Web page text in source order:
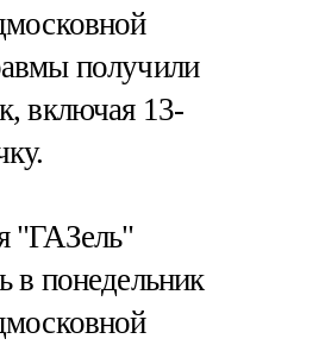
получили
включая 13-
"ГАЗель"
в понедельник